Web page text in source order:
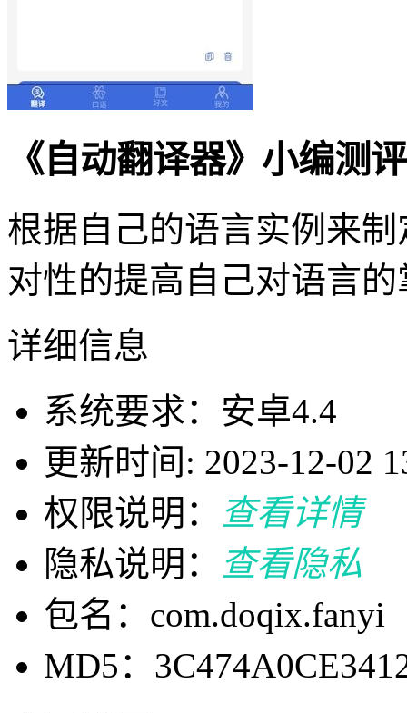
《自动翻译器》小编测
根据自己的语言实例来
对性的提高自己对语言
详细信息
系统要求：安卓4.4
更新时间: 2023-12-02
权限说明：
查看详情
隐私说明：
查看隐私
包名：com.doqix.fanyi
MD5：